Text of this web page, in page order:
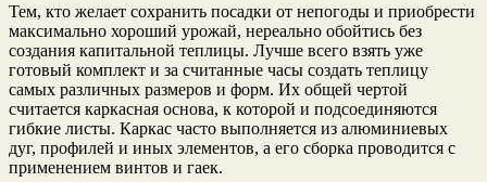
Тем, кто желает сохранить посадки от непогоды и приобрести
максимально хороший урожай, нереально обойтись без
создания капитальной теплицы. Лучше всего взять уже
готовый комплект и за считанные часы создать теплицу
самых различных размеров и форм. Их общей чертой
считается каркасная основа, к которой и подсоединяются
гибкие листы. Каркас часто выполняется из алюминиевых
дуг, профилей и иных элементов, а его сборка проводится с
применением винтов и гаек.